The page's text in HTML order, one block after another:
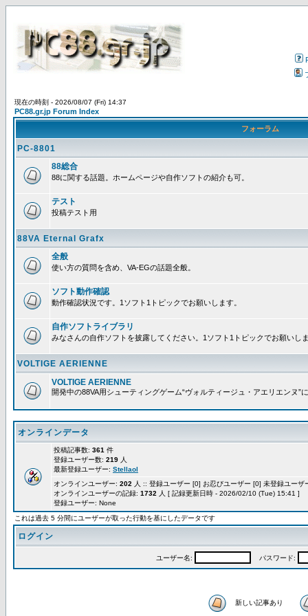
現在の時刻 - 2026/08/07 (Fri) 14:37
PC88.gr.jp Forum Index
フォーラム
PC-8801
88総合
88に関する話題。ホームページや自作ソフトの紹介も可。
テスト
投稿テスト用
88VA Eternal Grafx
全般
使い方の質問を含め、VA-EGの話題全般。
ソフト動作確認
動作確認状況です。1ソフト1トピックでお願いします。
自作ソフトライブラリ
みなさんの自作ソフトを披露してください。1ソフト1トピックでお願いし
VOLTIGE AERIENNE
VOLTIGE AERIENNE
開発中の88VA用シューティングゲーム“ヴォルティージュ・アエリエンヌ”
オンラインデータ
投稿記事数: 361 件
登録ユーザー数: 219 人
最新登録ユーザー: Stellaol
オンラインユーザー: 202 人 :: 登録ユーザー [0] お忍びユーザー [0] 未登録ユー
オンラインユーザーの記録: 1732 人 [ 記録更新日時 - 2026/02/10 (Tue) 15:41 ]
登録ユーザー: None
これは過去 5 分間にユーザーが取った行動を基にしたデータです
ログイン
ユーザー名: パスワード:
新しい記事あり